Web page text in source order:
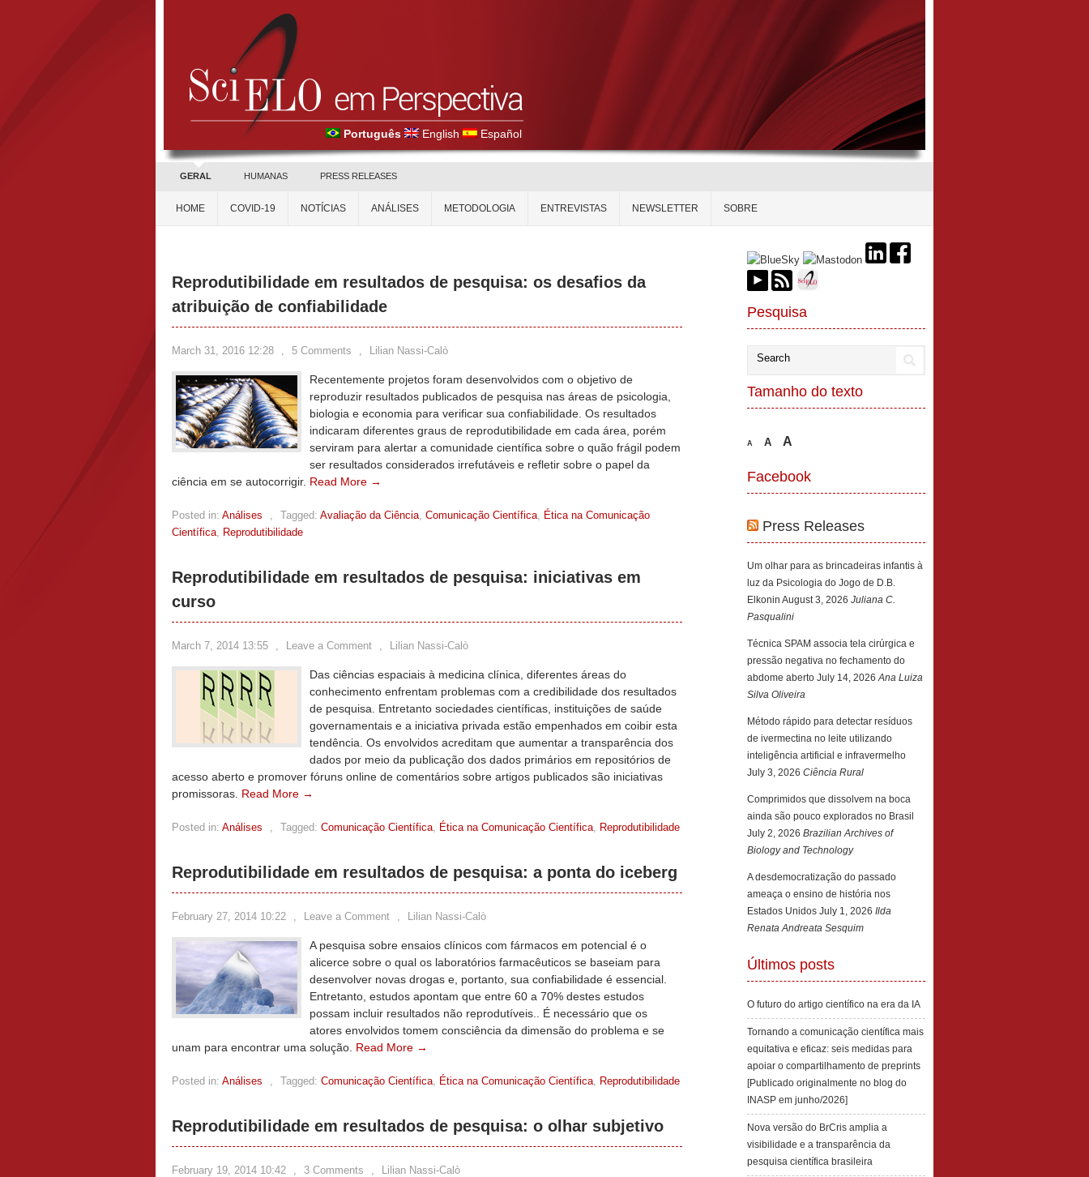
Português English Español
GERAL HUMANAS PRESS RELEASES
HOME COVID-19 NOTÍCIAS ANÁLISES METODOLOGIA ENTREVISTAS NEWSLETTER SOBRE
Reprodutibilidade em resultados de pesquisa: os desafios da
atribuição de confiabilidade
March 31, 2016 12:28 , 5 Comments , Lilian Nassi-Calò
Recentemente projetos foram desenvolvidos com o objetivo de
reproduzir resultados publicados de pesquisa nas áreas de psicologia,
biologia e economia para verificar sua confiabilidade. Os resultados
indicaram diferentes graus de reprodutibilidade em cada área, porém
serviram para alertar a comunidade científica sobre o quão frágil podem
ser resultados considerados irrefutáveis e refletir sobre o papel da
ciência em se autocorrigir. Read More →
Posted in: Análises , Tagged: Avaliação da Ciência, Comunicação Científica, Ética na Comunicação
Científica, Reprodutibilidade
Reprodutibilidade em resultados de pesquisa: iniciativas em
curso
March 7, 2014 13:55 , Leave a Comment , Lilian Nassi-Calò
Das ciências espaciais à medicina clínica, diferentes áreas do
conhecimento enfrentam problemas com a credibilidade dos resultados
de pesquisa. Entretanto sociedades científicas, instituições de saúde
governamentais e a iniciativa privada estão empenhados em coibir esta
tendência. Os envolvidos acreditam que aumentar a transparência dos
dados por meio da publicação dos dados primários em repositórios de
acesso aberto e promover fóruns online de comentários sobre artigos publicados são iniciativas
promissoras. Read More →
Posted in: Análises , Tagged: Comunicação Científica, Ética na Comunicação Científica, Reprodutibilidade
Reprodutibilidade em resultados de pesquisa: a ponta do iceberg
February 27, 2014 10:22 , Leave a Comment , Lilian Nassi-Calò
A pesquisa sobre ensaios clínicos com fármacos em potencial é o
alicerce sobre o qual os laboratórios farmacêuticos se baseiam para
desenvolver novas drogas e, portanto, sua confiabilidade é essencial.
Entretanto, estudos apontam que entre 60 a 70% destes estudos
possam incluir resultados não reprodutíveis.. É necessário que os
atores envolvidos tomem consciência da dimensão do problema e se
unam para encontrar uma solução. Read More →
Posted in: Análises , Tagged: Comunicação Científica, Ética na Comunicação Científica, Reprodutibilidade
Reprodutibilidade em resultados de pesquisa: o olhar subjetivo
February 19, 2014 10:42 , 3 Comments , Lilian Nassi-Calò
Pesquisa
Tamanho do texto
A A A
Facebook
Press Releases
Um olhar para as brincadeiras infantis à
luz da Psicologia do Jogo de D.B.
Elkonin August 3, 2026 Juliana C.
Pasqualini
Técnica SPAM associa tela cirúrgica e
pressão negativa no fechamento do
abdome aberto July 14, 2026 Ana Luiza
Silva Oliveira
Método rápido para detectar resíduos
de ivermectina no leite utilizando
inteligência artificial e infravermelho
July 3, 2026 Ciência Rural
Comprimidos que dissolvem na boca
ainda são pouco explorados no Brasil
July 2, 2026 Brazilian Archives of
Biology and Technology
A desdemocratização do passado
ameaça o ensino de história nos
Estados Unidos July 1, 2026 Ilda
Renata Andreata Sesquim
Últimos posts
O futuro do artigo científico na era da IA
Tornando a comunicação científica mais
equitativa e eficaz: seis medidas para
apoiar o compartilhamento de preprints
[Publicado originalmente no blog do
INASP em junho/2026]
Nova versão do BrCris amplia a
visibilidade e a transparência da
pesquisa científica brasileira